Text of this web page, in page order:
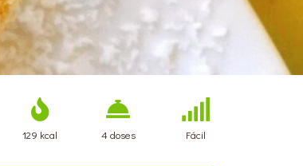
129 kcal 4 doses Fácil